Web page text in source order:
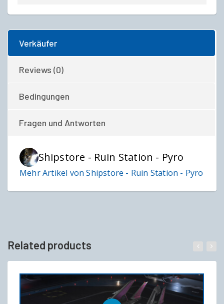
Verkäufer
Reviews (0)
Bedingungen
Fragen und Antworten
Shipstore - Ruin Station - Pyro
Mehr Artikel von Shipstore - Ruin Station - Pyro
Related products